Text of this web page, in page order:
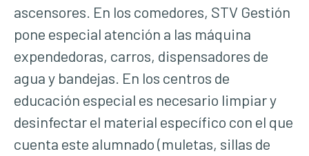
ascensores. En los comedores, STV Gestión
pone especial atención a las máquina
expendedoras, carros, dispensadores de
agua y bandejas. En los centros de
educación especial es necesario limpiar y
desinfectar el material específico con el que
cuenta este alumnado (muletas, sillas de